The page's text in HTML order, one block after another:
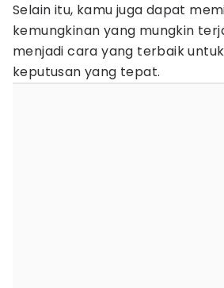
Selain itu, kamu juga dapat
kemungkinan yang mungkin
menjadi cara yang terbaik
keputusan yang tepat.